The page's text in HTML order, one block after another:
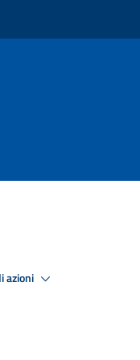
azioni